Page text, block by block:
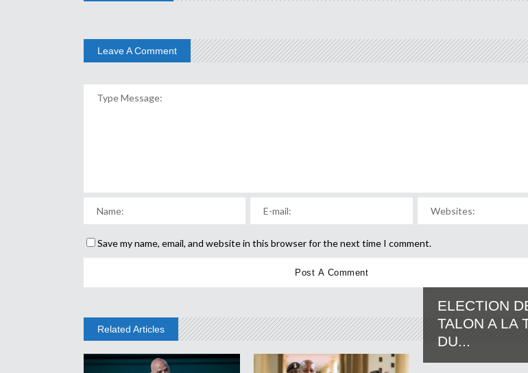
Leave A Comment
Save my name, email, and website in this browser for the next time I comment.
Related Articles
ELECTION
TALON A LA
DU...